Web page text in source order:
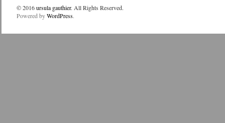
© 2016ursula gauthier. All Rights Reserved.
Powered byWordPress.